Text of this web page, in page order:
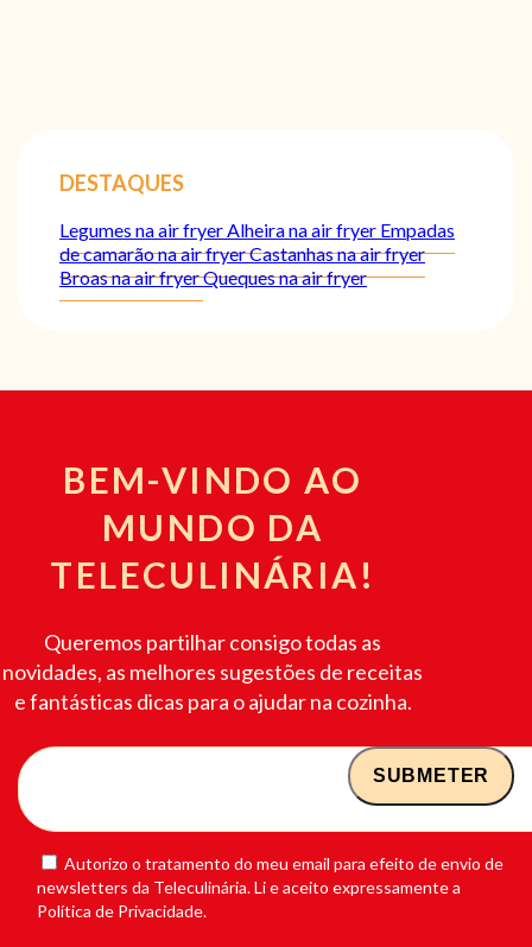
DESTAQUES
Legumes na air fryerAlheira na air fryer Empadas
de camarão na air fryerCastanhas na air fryer
Broas na air fryerQueques na air fryer
BEM-VINDO AO
MUNDO DA
TELECULINÁRIA!
Queremos partilhar consigo todas as
novidades, as melhores sugestões de receitas
e fantásticas dicas para o ajudar na cozinha.
Autorizo o tratamento do meu email para efeito de envio de
newsletters da Teleculinária. Li e aceito expressamente a
Política de Privacidade.